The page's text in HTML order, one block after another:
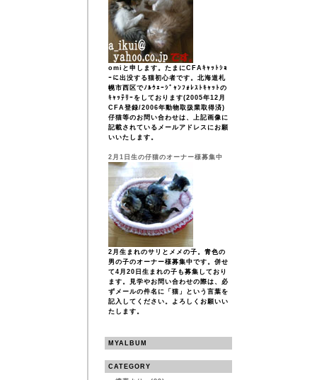
omiと申します。たまにCFAｷｬｯﾄｼｮ
ｰに出没する猫初心者です。北海道札
幌市西区でﾉﾙｳｪｰｼﾞｬﾝﾌｫﾚｽﾄｷｬｯﾄの
ｷｬｯﾃﾘｰをしております(2005年12月
CFA登録/2006年動物取扱業取得済)
仔猫等のお問い合わせは、上記画像に
記載されているメールアドレスにお願
いいたします。
2月1日生の仔猫のオーナー様募集中
2月生まれのサリとメメの子。青色の
男の子のオーナー様募集中です。併せ
て4月20日生まれの子も募集しており
ます。見学やお問い合わせの際は、必
ずメールの件名に「猫」という言葉を
記入してください。よろしくお願いい
たします。
MYALBUM
CATEGORY